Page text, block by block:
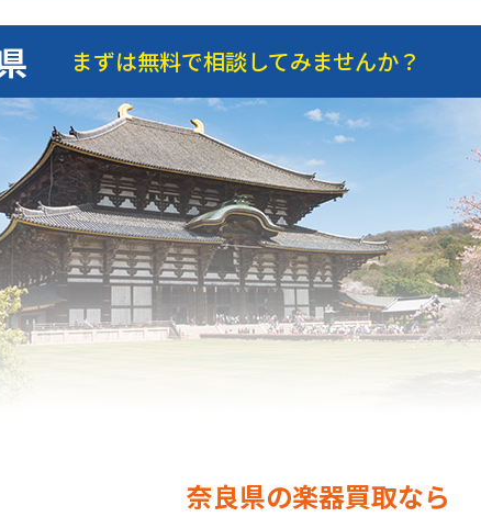
まずは無料で相談してみませんか？
奈良県の楽器買取なら